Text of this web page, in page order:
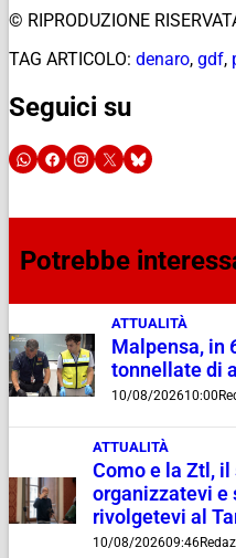
© RIPRODUZIONE
TAG ARTICOLO: denaro, gdf,
Seguici su
Potrebbe
ATTUALITÀ
Malpensa, in
tonnellate di
10/08/202610:00
ATTUALITÀ
Como e la Ztl,
organizzatevi e
rivolgetevi al
10/08/202609:46